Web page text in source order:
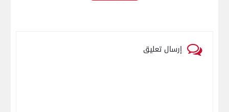
إرسال تعليق